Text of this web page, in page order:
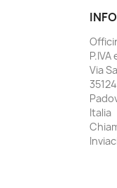
P.IVA
Via
Italia